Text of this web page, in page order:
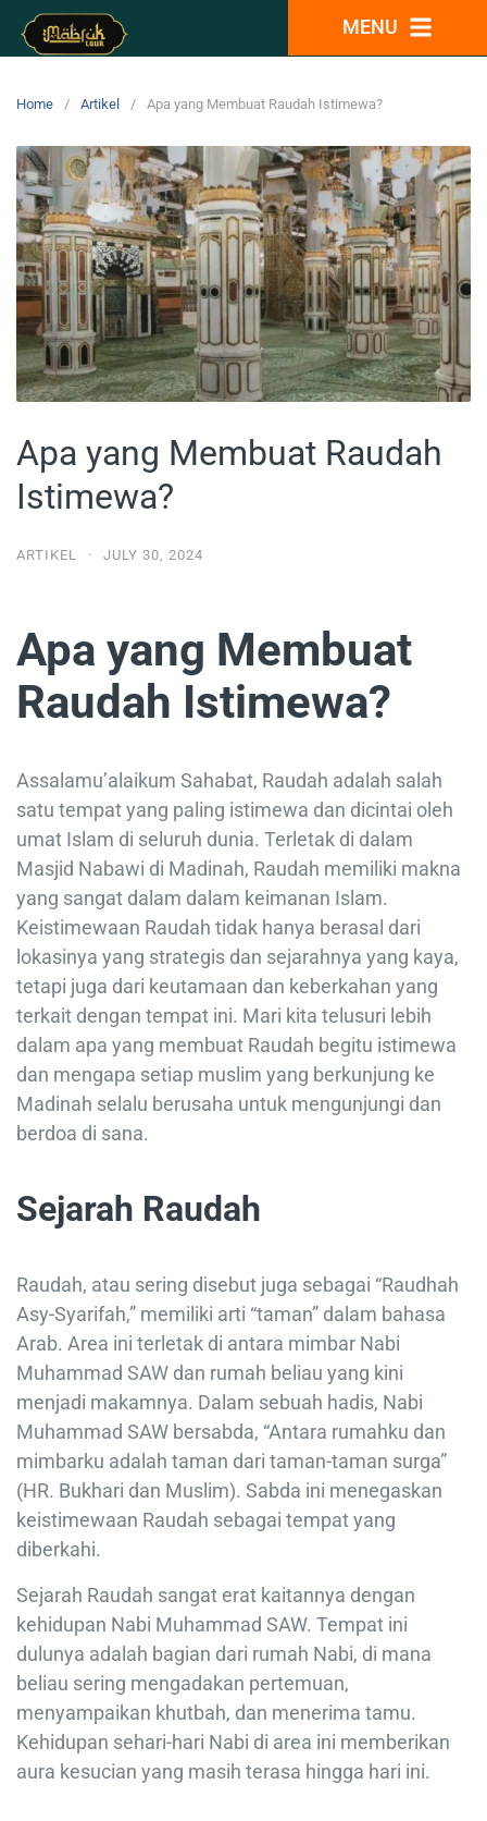
MENU
Home Artikel Apa yang Membuat Raudah Istimewa?
Apa yang Membuat Raudah
Istimewa?
ARTIKEL · JULY 30, 2024
Apa yang Membuat
Raudah Istimewa?
Assalamu’alaikum Sahabat, Raudah adalah salah
satu tempat yang paling istimewa dan dicintai oleh
umat Islam di seluruh dunia. Terletak di dalam
Masjid Nabawi di Madinah, Raudah memiliki makna
yang sangat dalam dalam keimanan Islam.
Keistimewaan Raudah tidak hanya berasal dari
lokasinya yang strategis dan sejarahnya yang kaya,
tetapi juga dari keutamaan dan keberkahan yang
terkait dengan tempat ini. Mari kita telusuri lebih
dalam apa yang membuat Raudah begitu istimewa
dan mengapa setiap muslim yang berkunjung ke
Madinah selalu berusaha untuk mengunjungi dan
berdoa di sana.
Sejarah Raudah
Raudah, atau sering disebut juga sebagai “Raudhah
Asy-Syarifah,” memiliki arti “taman” dalam bahasa
Arab. Area ini terletak di antara mimbar Nabi
Muhammad SAW dan rumah beliau yang kini
menjadi makamnya. Dalam sebuah hadis, Nabi
Muhammad SAW bersabda, “Antara rumahku dan
mimbarku adalah taman dari taman-taman surga”
(HR. Bukhari dan Muslim). Sabda ini menegaskan
keistimewaan Raudah sebagai tempat yang
diberkahi.
Sejarah Raudah sangat erat kaitannya dengan
kehidupan Nabi Muhammad SAW. Tempat ini
dulunya adalah bagian dari rumah Nabi, di mana
beliau sering mengadakan pertemuan,
menyampaikan khutbah, dan menerima tamu.
Kehidupan sehari-hari Nabi di area ini memberikan
aura kesucian yang masih terasa hingga hari ini.